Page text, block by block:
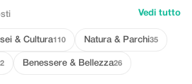
Vedi tutto
& Cultura110 Natura & Parchi35
Benessere & Bellezza26